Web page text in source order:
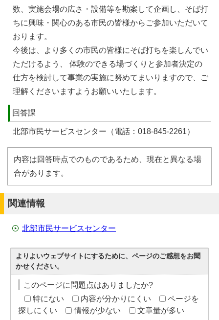
数、実施会場の広さ・設備等を勘案して企画し、そば打
ちに興味・関心のある市民の皆様からご参加いただいて
おります。
今後は、より多くの市民の皆様にそば打ちを楽しんでい
ただけるよう、 体験のできる場づくりと参加者決定の
仕方を検討して事業の実施に努めてまいりますので、ご
理解くださいますようお願いいたします。
回答課
北部市民サービスセンター（電話：018-845-2261）
内容は回答時点でのものであるため、現在と異なる場
合があります。
関連情報
北部市民サービスセンター
よりよいウェブサイトにするために、ページのご感想をお聞
かせください。
このページに問題点はありましたか?
特にない
内容が分かりにくい
ページを
探しにくい
情報が少ない 文章量が多い